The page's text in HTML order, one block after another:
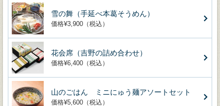
雪の舞（手延べ本葛そうめん）
価格¥3,900（税込）
花会席（吉野の詰め合わせ）
価格¥6,400（税込）
山のごはん ミニにゅう麺アソートセット
価格¥5,600（税込）